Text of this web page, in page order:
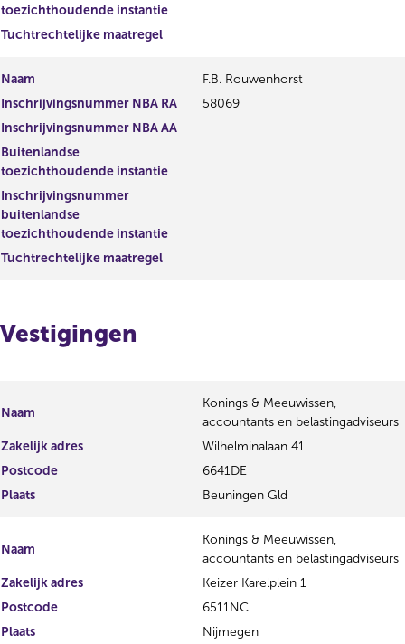
toezichthoudende instantie
Tuchtrechtelijke maatregel
Naam
F.B. Rouwenhorst
Inschrijvingsnummer NBA RA
58069
Inschrijvingsnummer NBA AA
Buitenlandse
toezichthoudende instantie
Inschrijvingsnummer
buitenlandse
toezichthoudende instantie
Tuchtrechtelijke maatregel
Vestigingen
Naam
Konings & Meeuwissen,
accountants en belastingadviseurs
Zakelijk adres
Wilhelminalaan 41
Postcode
6641DE
Plaats
Beuningen Gld
Naam
Konings & Meeuwissen,
accountants en belastingadviseurs
Zakelijk adres
Keizer Karelplein 1
Postcode
6511NC
Plaats
Nijmegen